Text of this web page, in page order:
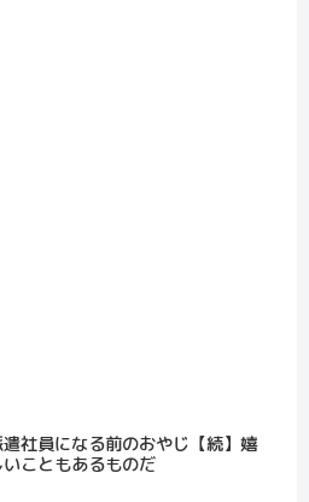
社員になる前のおやじ【続】嬉
いこともあるものだ